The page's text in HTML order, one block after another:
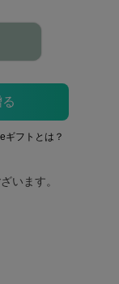
ギフトとは？
います。